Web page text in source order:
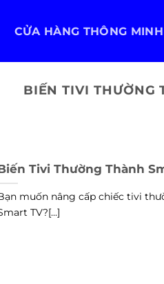
CỬA HÀNG THÔNG MINH
BIẾN TIVI THƯỜNG
Tivi Thường Thành
muốn nâng cấp chiếc tivi
TV?[...]